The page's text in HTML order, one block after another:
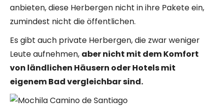
anbieten, diese Herbergen nicht in ihre Pakete ein,
zumindest nicht die öffentlichen.
Es gibt auch private Herbergen, die zwar weniger
Leute aufnehmen, aber nicht mit dem Komfort
von ländlichen Häusern oder Hotels mit
eigenem Bad vergleichbar sind.